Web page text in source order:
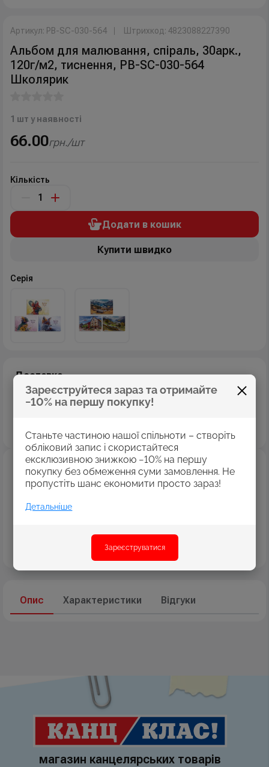
Зареєструйтеся зараз та отримайте
−10% на першу покупку!
Станьте частиною нашої спільноти – створіть
обліковий запис і скористайтеся
ексклюзивною знижкою −10% на першу
покупку без обмеження суми замовлення. Не
пропустіть шанс економити просто зараз!
Детальніше
Зареєструватися
Артикул: PB-SC-030-564 Штрихкод: 4823088227390
Альбом для малювання, спiраль, 30арк.,
120г/м2, тиснення, PB-SC-030-564
Школярик
1 шт у наявності
66.00грн./шт
Кількість
Додати в кошик
Купити швидко
Серія
Опис Характеристики Відгуки
Доставка
Доставка "Нова пошта"
Доставка "Укр пошта"
Дізнатись більше
Оплата
Оплата картками Visa
Оплата коштами програми «Пакунок школяра»
Безготівковий розрахунок
магазин канцелярських товарів